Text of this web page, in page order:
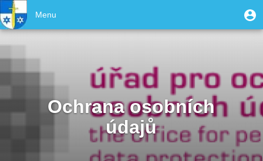
Přejít
k
hlavnímu
User
account
menu
Menu
Ochrana osobních
údajů